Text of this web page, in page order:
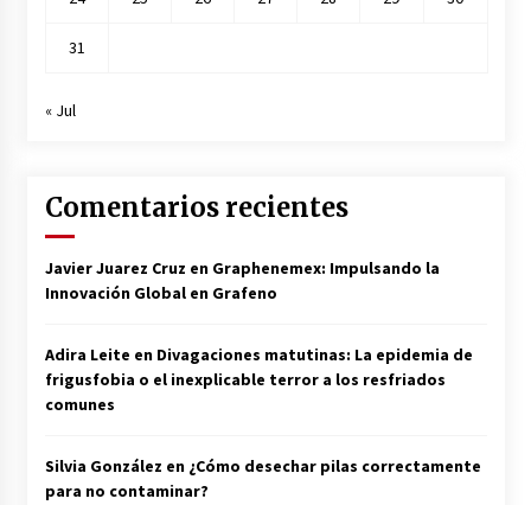
31
« Jul
Comentarios recientes
Javier Juarez Cruz en Graphenemex: Impulsando la
Innovación Global en Grafeno
Adira Leite en Divagaciones matutinas: La epidemia de
frigusfobia o el inexplicable terror a los resfriados
comunes
Silvia González en ¿Cómo desechar pilas correctamente
para no contaminar?